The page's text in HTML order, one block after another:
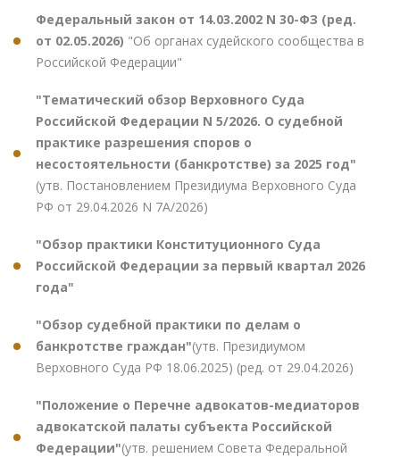
Федеральный закон от 14.03.2002 N 30-ФЗ (ред.
от 02.05.2026) "Об органах судейского сообщества в
Российской Федерации"
"Тематический обзор Верховного Суда
Российской Федерации N 5/2026. О судебной
практике разрешения споров о
несостоятельности (банкротстве) за 2025 год"
(утв. Постановлением Президиума Верховного Суда
РФ от 29.04.2026 N 7А/2026)
"Обзор практики Конституционного Суда
Российской Федерации за первый квартал 2026
года"
"Обзор судебной практики по делам о
банкротстве граждан"(утв. Президиумом
Верховного Суда РФ 18.06.2025) (ред. от 29.04.2026)
"Положение о Перечне адвокатов-медиаторов
адвокатской палаты субъекта Российской
Федерации"(утв. решением Совета Федеральной